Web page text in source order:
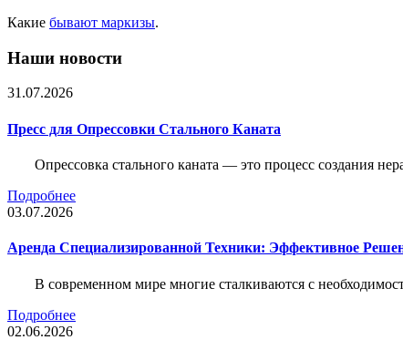
Какие бывают маркизы.
Наши новости
31.07.2026
Пресс для Опрессовки Стального Каната
Опрессовка стального каната — это процесс создания
Подробнее
03.07.2026
Аренда Специализированной Техники: Эффективное
В современном мире многие сталкиваются с
Подробнее
02.06.2026